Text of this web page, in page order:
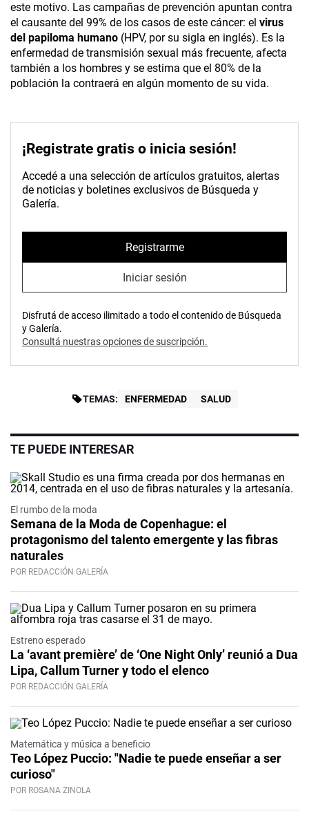
este motivo. Las campañas de prevención apuntan contra
el causante del 99% de los casos de este cáncer: el virus
del papiloma humano (HPV, por su sigla en inglés). Es la
enfermedad de transmisión sexual más frecuente, afecta
también a los hombres y se estima que el 80% de la
población la contraerá en algún momento de su vida.
¡Registrate gratis o inicia sesión!
Accedé a una selección de artículos gratuitos, alertas
de noticias y boletines exclusivos de Búsqueda y
Galería.
Registrarme
Iniciar sesión
Disfrutá de acceso ilimitado a todo el contenido de Búsqueda
y Galería.
Consultá nuestras opciones de suscripción.
TEMAS: ENFERMEDAD SALUD
TE PUEDE INTERESAR
El rumbo de la moda
Semana de la Moda de Copenhague: el
protagonismo del talento emergente y las fibras
naturales
POR REDACCIÓN GALERÍA
Estreno esperado
La ‘avant première’ de ‘One Night Only’ reunió a Dua
Lipa, Callum Turner y todo el elenco
POR REDACCIÓN GALERÍA
Matemática y música a beneficio
Teo López Puccio: "Nadie te puede enseñar a ser
curioso"
POR ROSANA ZINOLA